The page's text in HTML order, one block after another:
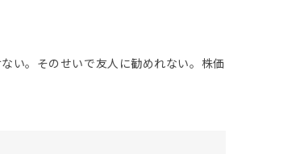
い。そのせいで友人に勧めれない。株価